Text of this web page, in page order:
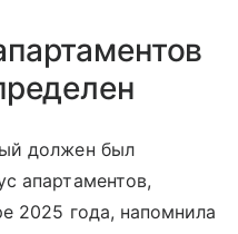
должен был
апартаментов,
2025 года, напомнила